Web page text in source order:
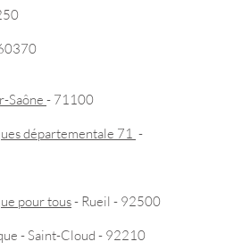
Saône - 71100
départementale 71 -
pour tous- Rueil - 92500
- Saint-Cloud - 92210